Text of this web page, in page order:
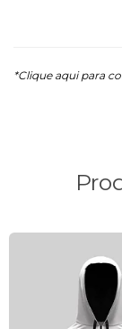
*Clique aqui para